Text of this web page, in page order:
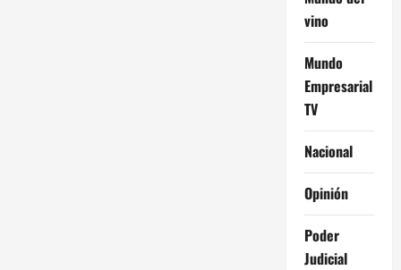
vino
Mundo
Empresarial
TV
Nacional
Opinión
Poder
Judicial